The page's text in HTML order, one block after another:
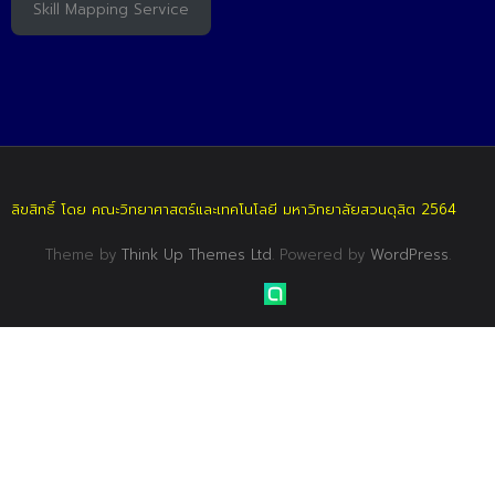
Skill Mapping Service
ลิขสิทธิ์ โดย คณะวิทยาศาสตร์และเทคโนโลยี มหาวิทยาลัยสวนดุสิต 2564
Theme by Think Up Themes Ltd. Powered by WordPress.